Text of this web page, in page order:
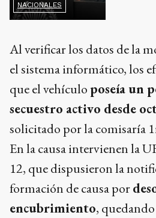
NACIONALES
Al verificar los datos de la
el sistema informático, los
que el vehículo poseía un
secuestro activo desde
solicitado por la comisaría
En la causa intervienen la
12, que dispusieron la
formación de causa por
encubrimiento,